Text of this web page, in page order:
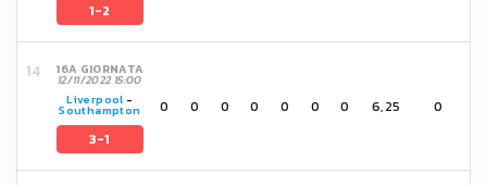
1-2
16A GIORNATA
12/11/2022 15:00
Liverpool -
Southampton
3-1
0 0 0 0 0 0 0 6,25 0